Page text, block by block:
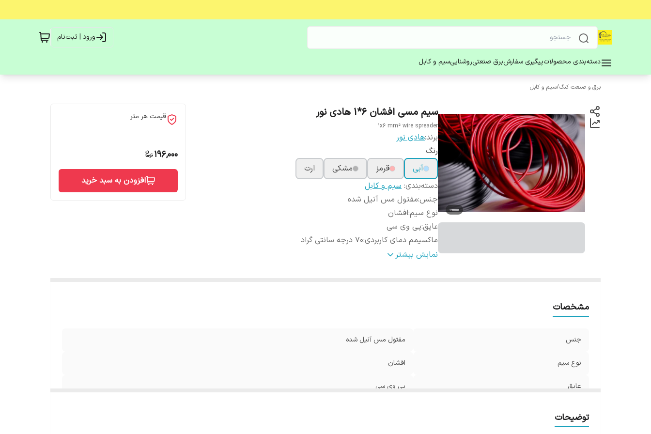
ورود | ثبت‌نام
دسته‌بندی محصولاتپیگیری سفارشبرق صنعتیروشناییسیم و کابل
برق و صنعت کنگ/سیم و کابل
سیم مسی افشان 6*1 هادی نور
1x6 mm² wire spreader
برند:هادی نور
رنگ
آبی
قرمز مشکی
ارت
دسته‌بندی: سیم و کابل
جنس:مفتول مس آنیل شده
نوع سیم:افشان
عایق:پی وی سی
ماکسیمم دمای کاربردی:70 درجه سانتی گراد
ولتاژ:تا 1000 ولت
نمایش بیشتر
قیمت هر متر
196,000
افزودن به سبد خرید
مشخصات
جنس مفتول مس آنیل شده
نوع سیم افشان
عایق پی وی سی
توضیحات